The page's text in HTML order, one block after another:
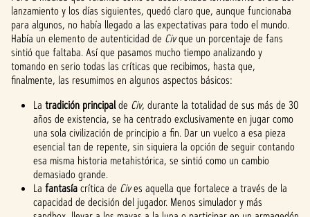
lanzamiento y los días siguientes, quedó claro que, aunque funcionaba
para algunos, no había llegado a las expectativas para todo el mundo.
Había un elemento de autenticidad de Civque un porcentaje de fans
sintió que faltaba. Así que pasamos mucho tiempo analizando y
tomando en serio todas las críticas que recibimos, hasta que,
finalmente, las resumimos en algunos aspectos básicos:
La tradición principalde Civ, durante la totalidad de sus más de 30
años de existencia, se ha centrado exclusivamente en jugar como
una sola civilización de principio a fin. Dar un vuelco a esa pieza
esencial tan de repente, sin siquiera la opción de seguir contando
esa misma historia metahistórica, se sintió como un cambio
demasiado grande.
La fantasíacrítica de Cives aquella que fortalece a través de la
capacidad de decisión del jugador. Menos simulador y más